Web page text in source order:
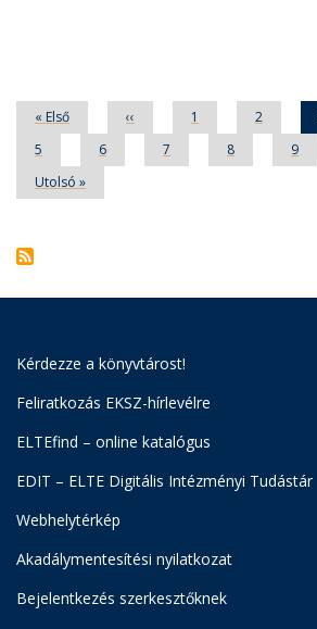
Első
oldal
« Első Előző
oldal
‹‹ Oldal
1 Oldal
2
Oldal
5 Oldal
6 Oldal
7 Oldal
8 Oldal
9
Utolsó
oldal
Utolsó »
Kérdezze a könyvtárost!
Feliratkozás EKSZ-hírlevélre
ELTEfind – online katalógus
EDIT – ELTE Digitális Intézményi Tudástár
Webhelytérkép
Akadálymentesítési nyilatkozat
Bejelentkezés szerkesztőknek